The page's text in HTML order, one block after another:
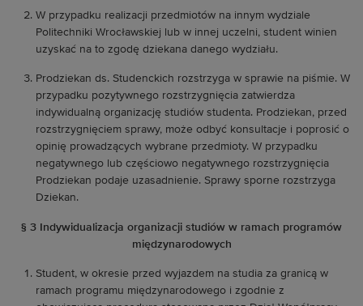
W przypadku realizacji przedmiotów na innym wydziale
Politechniki Wrocławskiej lub w innej uczelni, student winien
uzyskać na to zgodę dziekana danego wydziału.
Prodziekan ds. Studenckich rozstrzyga w sprawie na piśmie. W
przypadku pozytywnego rozstrzygnięcia zatwierdza
indywidualną organizację studiów studenta. Prodziekan, przed
rozstrzygnięciem sprawy, może odbyć konsultacje i poprosić o
opinię prowadzących wybrane przedmioty. W przypadku
negatywnego lub częściowo negatywnego rozstrzygnięcia
Prodziekan podaje uzasadnienie. Sprawy sporne rozstrzyga
Dziekan.
§ 3 Indywidualizacja organizacji studiów w ramach programów
międzynarodowych
Student, w okresie przed wyjazdem na studia za granicą w
ramach programu międzynarodowego i zgodnie z